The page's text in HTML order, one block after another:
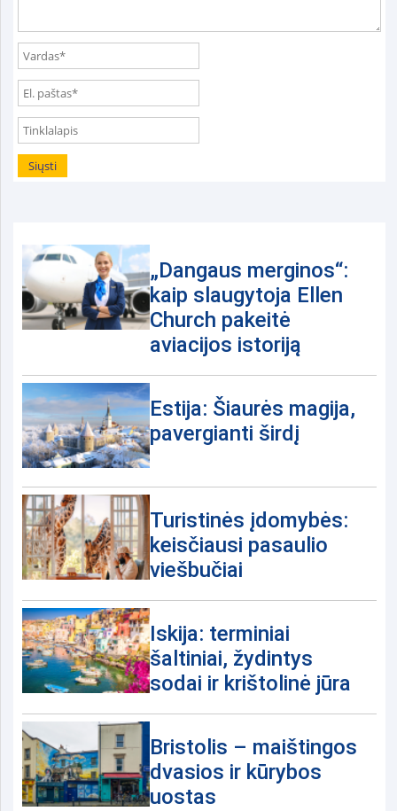
„Dangaus merginos“:
kaip slaugytoja Ellen
Church pakeitė
aviacijos istoriją
Estija: Šiaurės magija,
pavergianti širdį
Turistinės įdomybės:
keisčiausi pasaulio
viešbučiai
Iskija: terminiai
šaltiniai, žydintys
sodai ir krištolinė jūra
Bristolis – maištingos
dvasios ir kūrybos
uostas